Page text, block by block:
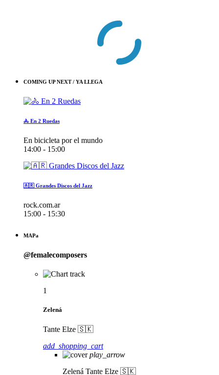
COMING UP NEXT / YA LLEGA
🚴 En 2 Ruedas
En bicicleta por el mundo
14:00 - 15:00
🇦🇷 Grandes Discos del Jazz
rock.com.ar
15:00 - 15:30
MAPa
@femalecomposers
1
Zelená
Tante Elze 🇸🇰
add_shopping_cart
play_arrow
Zelená Tante Elze 🇸🇰